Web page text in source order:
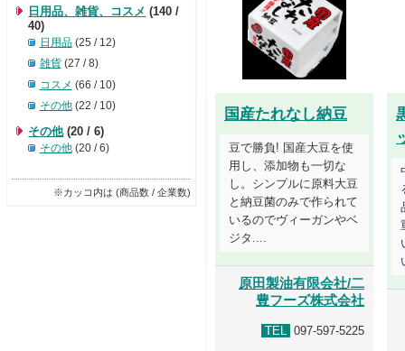
国産たれなし納豆
豆で勝負! 国産大豆を使
用し、添加物も一切な
し。シンプルに原料大豆
と納豆菌のみで作られて
いるのでヴィーガンやベ
ジタ....
原田製油有限会社/二
豊フーズ株式会社
TEL 097-597-5225
日用品、雑貨、コスメ (140 /
40)
日用品(25 / 12)
雑貨(27 / 8)
コスメ (66 / 10)
その他(22 / 10)
その他(20 / 6)
その他(20 / 6)
※カッコ内は (商品数 / 企業数)